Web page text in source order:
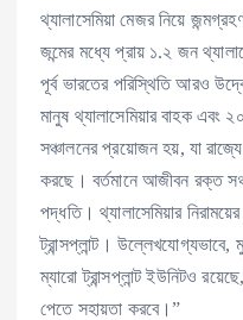
থ্যালাসেমিয়া মেজর নিয়ে
জন্মের মধ্যে প্রায় ১.২ জন
পূর্ব ভারতের পরিস্থিতি আরও
মানুষ থ্যালাসেমিয়ার বাহক
সঞ্চালনের প্রয়োজন হয়, যা
করছে। বর্তমানে আজীবন রক্ত
পদ্ধতি। থ্যালাসেমিয়ার
ট্রান্সপ্লান্ট। উল্লেখযোগ্যভাবে,
ম্যারো ট্রান্সপ্লান্ট ইউনিটও
পেতে সহায়তা করবে।”